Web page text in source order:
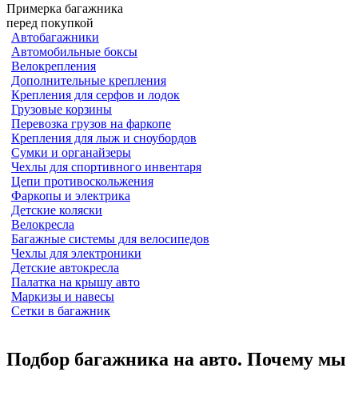
Примерка багажника
перед покупкой
Автобагажники
Автомобильные боксы
Велокрепления
Дополнительные крепления
Крепления для серфов и лодок
Грузовые корзины
Перевозка грузов на фаркопе
Крепления для лыж и сноубордов
Сумки и органайзеры
Чехлы для спортивного инвентаря
Цепи противоскольжения
Фаркопы и электрика
Детские коляски
Велокресла
Багажные системы для велосипедов
Чехлы для электроники
Детские автокресла
Палатка на крышу авто
Маркизы и навесы
Сетки в багажник
Подбор багажника на авто. Почему мы